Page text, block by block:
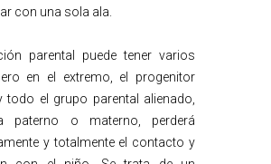
con una sola ala.
parental puede tener varios
en el extremo, el progenitor
todo el grupo parental alienado,
paterno o materno, perderá
y totalmente el contacto y